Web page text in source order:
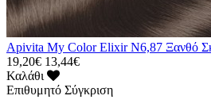
Apivita My Color Elixir N6,87 Ξανθό
19,20€ 13,44€
Καλάθι
Επιθυμητό Σύγκριση